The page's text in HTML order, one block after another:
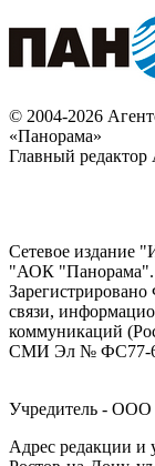
© 2004-2026
«Панорама»
Главный
Сетевое издание
"АОК "Панорама".
связи,
коммуникаций
СМИ Эл № ФС77-
Учредитель -
Адрес редакции и